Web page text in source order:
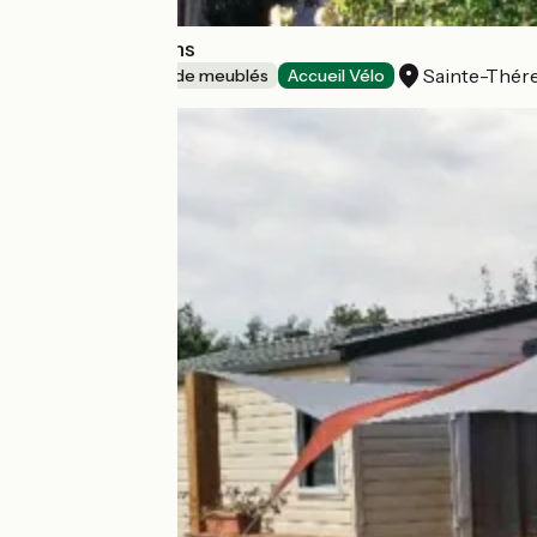
Gîte Les Papillons
Gîtes et locations de meublés Accueil Vélo Sainte-